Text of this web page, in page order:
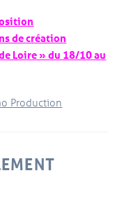
de création
Loire » du 18/10 au
Production